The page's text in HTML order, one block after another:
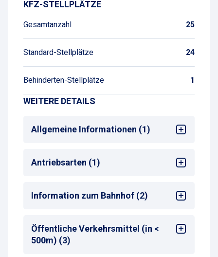
KFZ-STELLPLÄTZE
Gesamtanzahl 25
Standard-Stellplätze 24
Behinderten-Stellplätze 1
WEITERE DETAILS
Allgemeine Informationen (1)
Max. Parkdauer: max. 3 Tag
Antriebsarten (1)
Information zum Bahnhof (2)
Bahnhof
: Euskirchen
Entfernung zum nächsten Bahnhofseingang
<50 m
Öffentliche Verkehrsmittel (in <
500m) (3)